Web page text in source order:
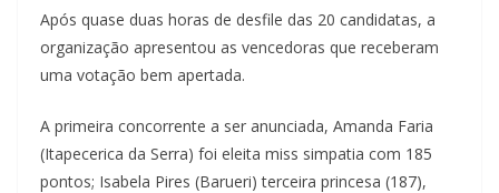
Após quase duas horas de desfile das 20 candidatas, a
organização apresentou as vencedoras que receberam
uma votação bem apertada.
A primeira concorrente a ser anunciada, Amanda Faria
(Itapecerica da Serra) foi eleita miss simpatia com 185
pontos; Isabela Pires (Barueri) terceira princesa (187),